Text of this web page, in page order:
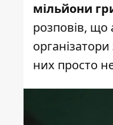
мільйони
розповів, що
них просто